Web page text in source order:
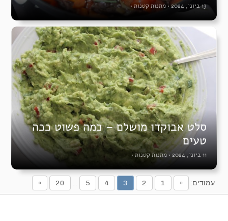
13 ביוני, 2024 • מתנות קטנות•
סלט אבוקדו מושלם – כמה פשוט ככה
טעים
11 ביוני, 2024 • מתנות קטנות •
עמודים: «
1
2
3
4
5
...
20
»